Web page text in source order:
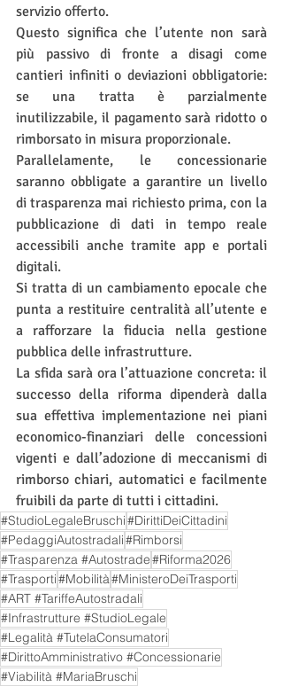
servizio offerto.
Questo significa che l’utente non sarà
più passivo di fronte a disagi come
cantieri infiniti o deviazioni obbligatorie:
se una tratta è parzialmente
inutilizzabile, il pagamento sarà ridotto o
rimborsato in misura proporzionale.
Parallelamente, le concessionarie
saranno obbligate a garantire un livello
di trasparenza mai richiesto prima, con la
pubblicazione di dati in tempo reale
accessibili anche tramite app e portali
digitali.
Si tratta di un cambiamento epocale che
punta a restituire centralità all’utente e
a rafforzare la fiducia nella gestione
pubblica delle infrastrutture.
La sfida sarà ora l’attuazione concreta: il
successo della riforma dipenderà dalla
sua effettiva implementazione nei piani
economico-finanziari delle concessioni
vigenti e dall’adozione di meccanismi di
rimborso chiari, automatici e facilmente
fruibili da parte di tutti i cittadini.
#StudioLegaleBruschi#DirittiDeiCittadini
#PedaggiAutostradali#Rimborsi
#Trasparenza #Autostrade#Riforma2026
#Trasporti#Mobilità#MinisteroDeiTrasporti
#ART #TariffeAutostradali
#Infrastrutture #StudioLegale
#Legalità #TutelaConsumatori
#DirittoAmministrativo #Concessionarie
#Viabilità #MariaBruschi